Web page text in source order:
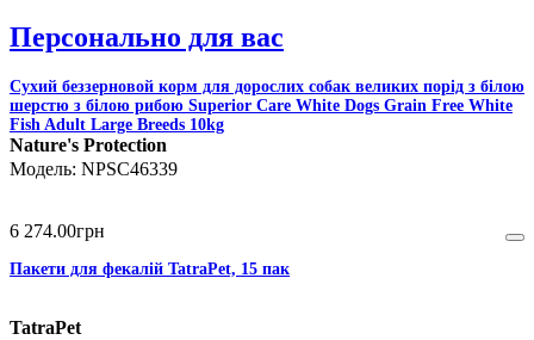
Персонально для вас
Сухий беззерновой корм для дорослих собак великих порід з білою
шерстю з білою рибою Superior Care White Dogs Grain Free White
Fish Adult Large Breeds 10kg
Nature's Protection
NPSC46339
6 274.00грн
Пакети для фекалій TatraPet, 15 пак
TatraPet